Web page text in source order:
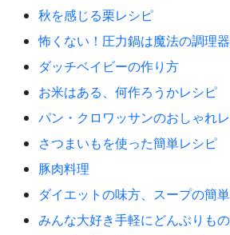
秋を感じる栗レシピ
怖くない！圧力鍋は魔法の調理
ダッチベイビーの作り方
お米はある、何作ろうかレシピ
パン・クロワッサンのおしゃれ
さつまいもを使った簡単レシピ
豚肉料理
ダイエットの味方、スープの簡
みんな大好き手軽にどんぶりもの